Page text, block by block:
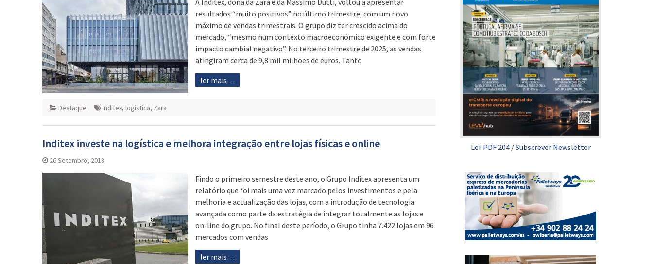
resultados “muito positivos” no último trimestre, com um novo
máximo de vendas trimestrais. O grupo diz ter crescido acima do
mercado, “mesmo num contexto macroeconómico exigente e com forte
impacto cambial negativo”. No terceiro trimestre de 2025, as vendas
atingiram cerca de 9,8 mil milhões de euros. Tanto
ler mais…
Destaque Inditex, logística, Zara
Inditex investe na logística e melhora integração entre lojas físicas e online
26 Setembro, 2018
Findo o primeiro semestre deste ano, o Grupo Inditex apresenta um
relatório que foi mais uma vez marcado pelos investimentos e pela
melhoria e actualização das lojas, com a introdução de tecnologia
avançada como parte da estratégia de integrar totalmente as lojas e
on-line do grupo. No final deste período, o Grupo tinha 7.422 lojas em 96
mercados com vendas
ler mais…
Ler PDF 204/Subscrever Newsletter